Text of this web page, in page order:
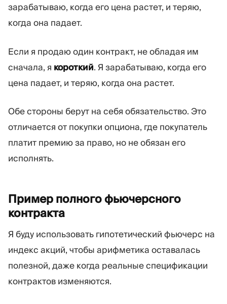
зарабатываю, когда его цена растет, и теряю,
когда она падает.
Если я продаю один контракт, не обладая им
сначала, я короткий. Я зарабатываю, когда его
цена падает, и теряю, когда она растет.
Обе стороны берут на себя обязательство. Это
отличается от покупки опциона, где покупатель
платит премию за право, но не обязан его
исполнять.
Пример полного фьючерсного
контракта
Я буду использовать гипотетический фьючерс на
индекс акций, чтобы арифметика оставалась
полезной, даже когда реальные спецификации
контрактов изменяются.